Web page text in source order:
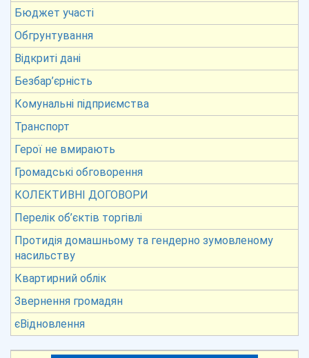
Бюджет участі
Обгрунтування
Відкриті дані
Безбар’єрність
Комунальні підприємства
Транспорт
Герої не вмирають
Громадські обговорення
КОЛЕКТИВНІ ДОГОВОРИ
Перелік об’єктів торгівлі
Протидія домашньому та гендерно зумовленому
насильству
Квартирний облік
Звернення громадян
єВідновлення